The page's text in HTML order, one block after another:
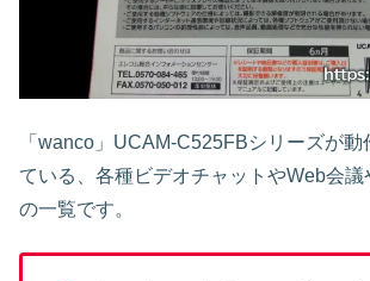
「wanco」UCAM-C525FBシリーズが動
ている、各種ビデオチャットやWeb会議
の一覧です。